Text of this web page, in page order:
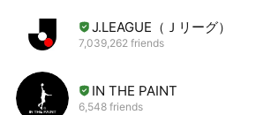
J.LEAGUE（Ｊリーグ）
7,039,262 friends
IN THE PAINT
6,548 friends